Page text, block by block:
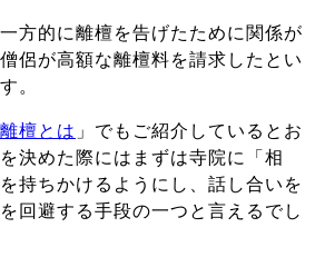
方的に離檀を告げたために関係が
侶が高額な離檀料を請求したとい
。
檀とは 」でもご紹介しているとお
決めた際にはまずは寺院に「相
持ちかけるようにし、話し合いを
回避する手段の一つと言えるでし